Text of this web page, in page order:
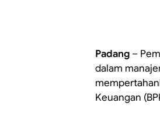
Padang –
dalam
Keuangan